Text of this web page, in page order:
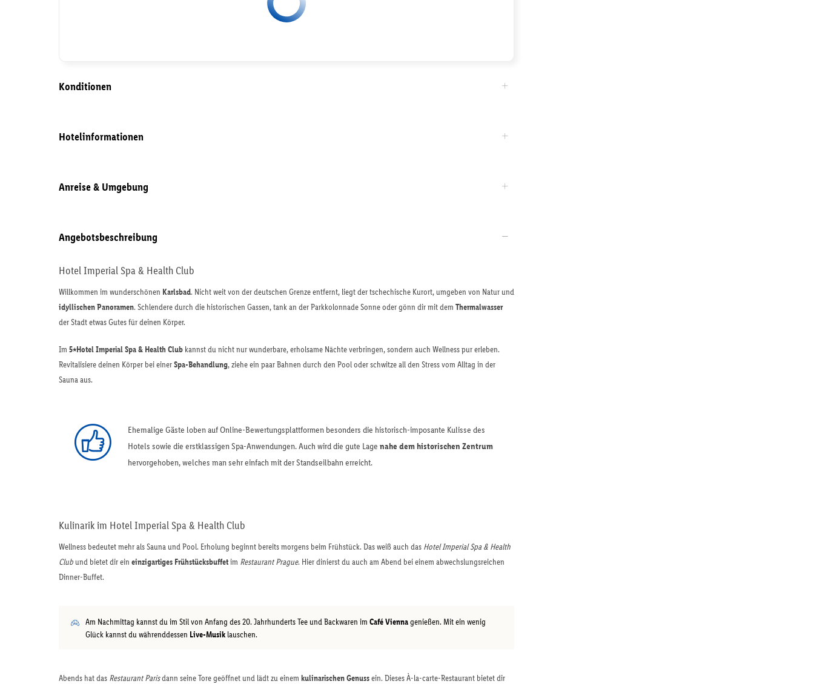
Konditionen
Hotelinformationen
Anreise & Umgebung
Angebotsbeschreibung
Hotel Imperial Spa & Health Club
Willkommen im wunderschönen Karlsbad. Nicht weit von der deutschen Grenze entfernt, liegt der tschechische Kurort, umgeben von Natur und
idyllischen Panoramen. Schlendere durch die historischen Gassen, tank an der Parkkolonnade Sonne oder gönn dir mit dem Thermalwasser
der Stadt etwas Gutes für deinen Körper.
Im 5⭑Hotel Imperial Spa & Health Club kannst du nicht nur wunderbare, erholsame Nächte verbringen, sondern auch Wellness pur erleben.
Revitalisiere deinen Körper bei einerSpa-Behandlung, ziehe ein paar Bahnen durch den Pool oder schwitze all den Stress vom Alltag in der
Sauna aus.
Ehemalige Gäste loben auf Online-Bewertungsplattformen besonders die historisch-imposante Kulisse des
Hotels sowie die erstklassigen Spa-Anwendungen. Auch wird die gute Lage nahe dem historischen Zentrum
hervorgehoben, welches man sehr einfach mit der Standseilbahn erreicht.
Kulinarik im Hotel Imperial Spa & Health Club
Wellness bedeutet mehr als Sauna und Pool. Erholung beginnt bereits morgens beim Frühstück. Das weiß auch das Hotel Imperial Spa & Health
Club und bietet dir ein einzigartiges Frühstücksbuffetim Restaurant Prague. Hier dinierst du auch am Abend bei einem abwechslungsreichen
Dinner-Buffet.
Am Nachmittag kannst du im Stil von Anfang des 20. Jahrhunderts Tee und Backwaren im Café Viennagenießen. Mit ein wenig
Glück kannst du währenddessen Live-Musik lauschen.
Abends hat das Restaurant Parisdann seine Tore geöffnet und lädt zu einem kulinarischen Genussein. Dieses À-la-carte-Restaurant bietet dir